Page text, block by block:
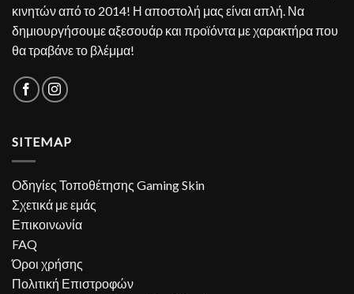
κινητών από το 2014! Η αποστολή μας είναι απλή. Να
δημιουργήσουμε αξεσουάρ και προϊόντα με χαρακτήρα που
θα τραβάνε το βλέμμα!
SITEMAP
Οδηγίες Τοποθέτησης Gaming Skin
Σχετικά με εμάς
Επικοινωνία
FAQ
Όροι χρήσης
Πολιτική Επιστροφών